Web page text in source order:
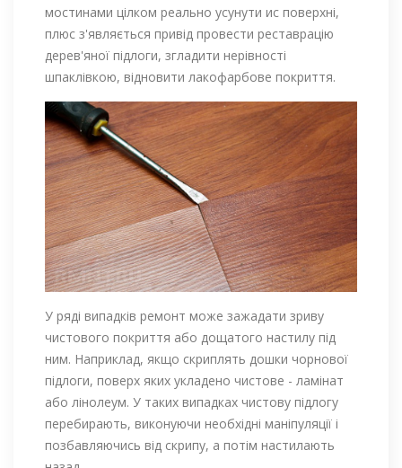
мостинами цілком реально усунути ис поверхні,
плюс з'являється привід провести реставрацію
дерев'яної підлоги, згладити нерівності
шпаклівкою, відновити лакофарбове покриття.
У ряді випадків ремонт може зажадати зриву
чистового покриття або дощатого настилу під
ним. Наприклад, якщо скриплять дошки чорнової
підлоги, поверх яких укладено чистове - ламінат
або лінолеум. У таких випадках чистову підлогу
перебирають, виконуючи необхідні маніпуляції і
позбавляючись від скрипу, а потім настилають